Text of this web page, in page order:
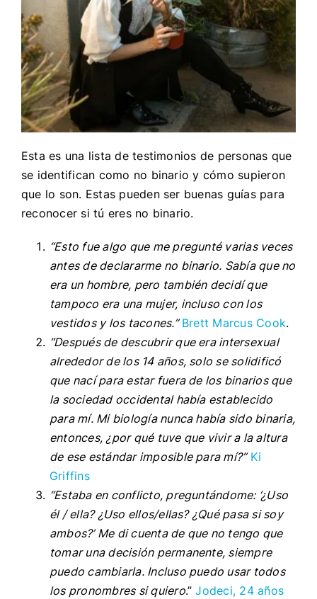
Esta es una lista de testimonios de personas que
se identifican como no binario y cómo supieron
que lo son. Estas pueden ser buenas guías para
reconocer si tú eres no binario.
“Esto fue algo que me pregunté varias veces
antes de declararme no binario. Sabía que no
era un hombre, pero también decidí que
tampoco era una mujer, incluso con los
vestidos y los tacones.” Brett Marcus Cook.
“Después de descubrir que era intersexual
alrededor de los 14 años, solo se solidificó
que nací para estar fuera de los binarios que
la sociedad occidental había establecido
para mí. Mi biología nunca había sido binaria,
entonces, ¿por qué tuve que vivir a la altura
de ese estándar imposible para mí?” Ki
Griffins
“Estaba en conflicto, preguntándome: ‘¿Uso
él / ella? ¿Uso ellos/ellas? ¿Qué pasa si soy
ambos?’ Me di cuenta de que no tengo que
tomar una decisión permanente, siempre
puedo cambiarla. Incluso puedo usar todos
los pronombres si quiero.”Jodeci, 24 años